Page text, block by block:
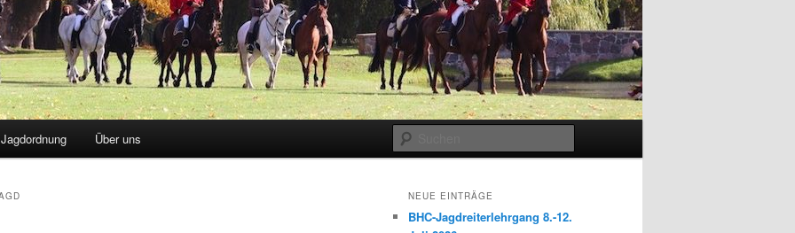
Jagdordnung Über uns
NEUE EINTRÄGE
BHC-Jagdreiterlehrgang 8.-12.